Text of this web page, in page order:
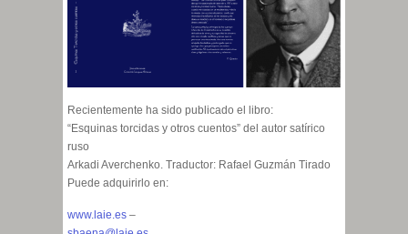
Recientemente ha sido publicado el libro:
“Esquinas torcidas y otros cuentos” del autor satírico
ruso
Arkadi Averchenko. Traductor: Rafael Guzmán Tirado
Puede adquirirlo en:
www.laie.es –